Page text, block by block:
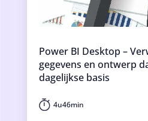
Power BI Desktop –
gegevens en ontwerp
dagelijkse basis
4u46min